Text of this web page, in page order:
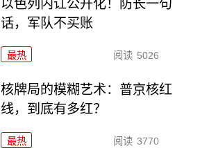
以色列内讧公开化！防长一句
话，军队不买账
最热 阅读 5026
核牌局的模糊艺术：普京核红
线，到底有多红？
最热 阅读 3770